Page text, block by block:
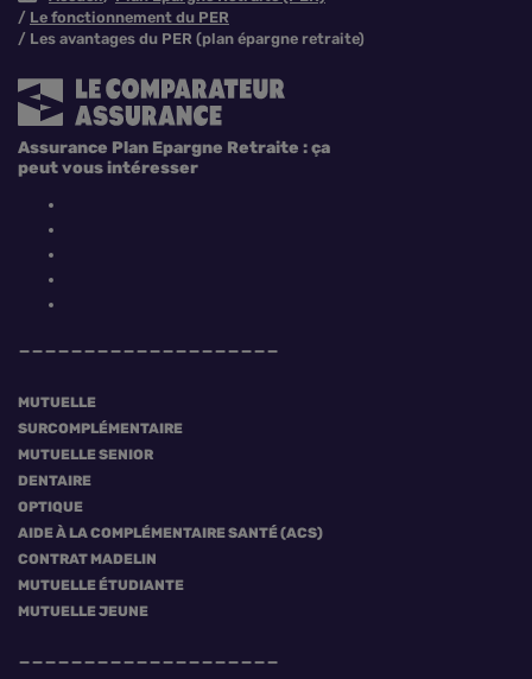
Le fonctionnement du PER
Les avantages du PER (plan épargne retraite)
MUTUELLE
SURCOMPLÉMENTAIRE
MUTUELLE SENIOR
DENTAIRE
OPTIQUE
AIDE À LA COMPLÉMENTAIRE SANTÉ (ACS)
CONTRAT MADELIN
MUTUELLE ÉTUDIANTE
MUTUELLE JEUNE
Assurance Plan Epargne Retraite : ça
peut vous intéresser